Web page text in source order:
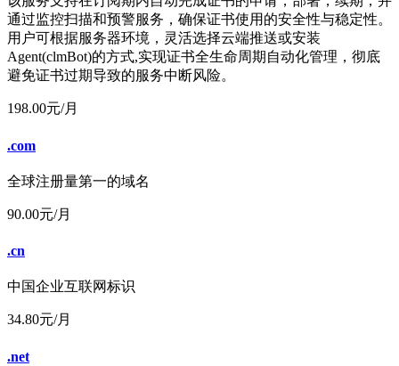
通过监控扫描和预警服务，确保证书使用的安全性与稳定性。
用户可根据服务器环境，灵活选择云端推送或安装
Agent(clmBot)的方式,实现证书全生命周期自动化管理，彻底
避免证书过期导致的服务中断风险。
198.00元/月
.com
全球注册量第一的域名
90.00元/月
.cn
中国企业互联网标识
34.80元/月
.net